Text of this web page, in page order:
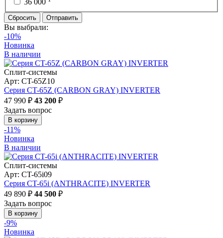
Сбросить Отправить
Вы выбрали:
-10%
Новинка
В наличии
Сплит-системы
Арт: CT-65Z10
Серия CT-65Z (CARBON GRAY) INVERTER
47 990 ₽ 43 200 ₽
Задать вопрос
В корзину
-11%
Новинка
В наличии
Сплит-системы
Арт: CT-65i09
Серия CT-65i (ANTHRACITE) INVERTER
49 890 ₽ 44 500 ₽
Задать вопрос
В корзину
-9%
Новинка